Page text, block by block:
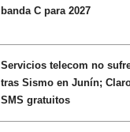
banda C para 2027
Servicios telecom no
tras Sismo en Junín;
SMS gratuitos